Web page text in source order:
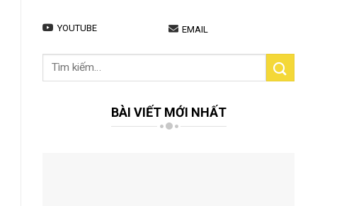
YOUTUBE EMAIL
Tìm
BÀI VIẾT MỚI NHẤT